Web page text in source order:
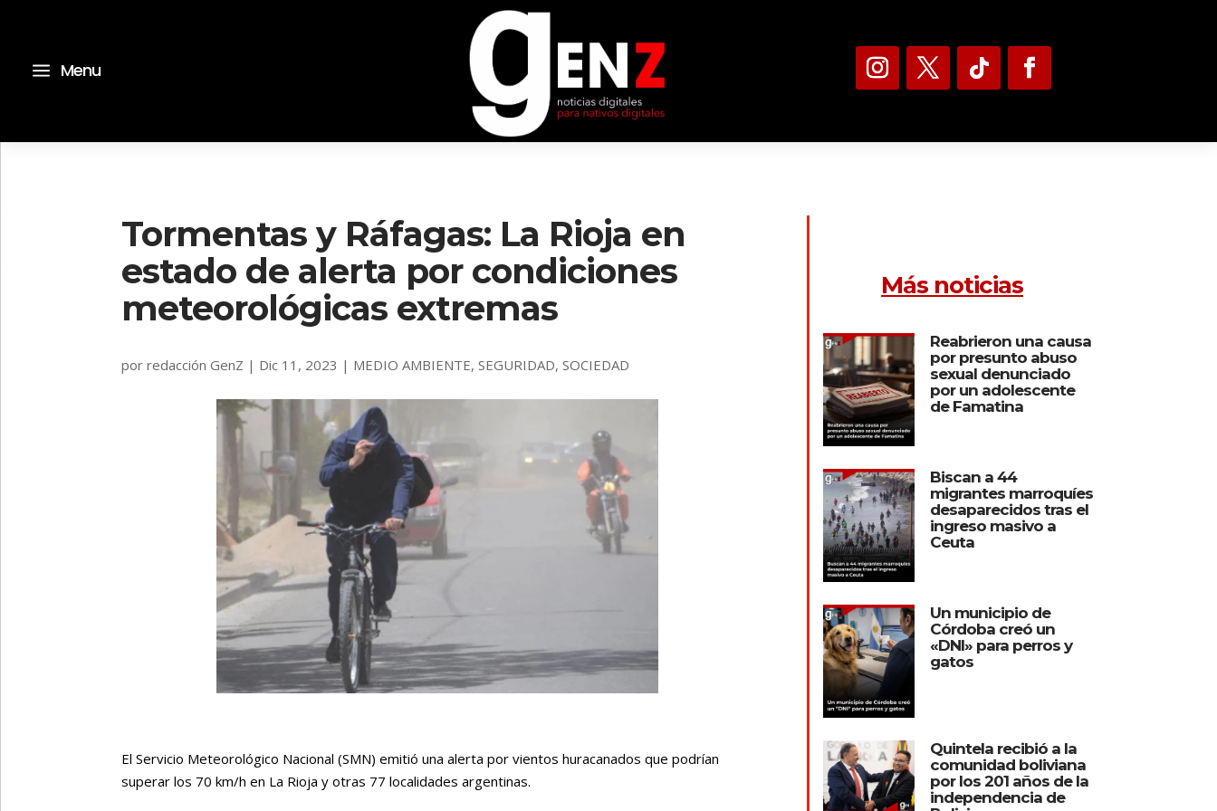
a Menu
Tormentas y Ráfagas: La Rioja en
estado de alerta por condiciones
meteorológicas extremas
porredacción GenZ | Dic 11, 2023 | MEDIO AMBIENTE,SEGURIDAD,SOCIEDAD
El Servicio Meteorológico Nacional (SMN) emitió una alerta por vientos huracanados que podrían
superar los 70 km/h en La Rioja y otras 77 localidades argentinas.
Más noticias
Reabrieron una causa
por presunto abuso
sexual denunciado
por un adolescente
de Famatina
Biscan a 44
migrantes marroquíes
desaparecidos tras el
ingreso masivo a
Ceuta
Un municipio de
Córdoba creó un
«DNI» para perros y
gatos
Quintela recibió a la
comunidad boliviana
por los 201 años de la
independencia de